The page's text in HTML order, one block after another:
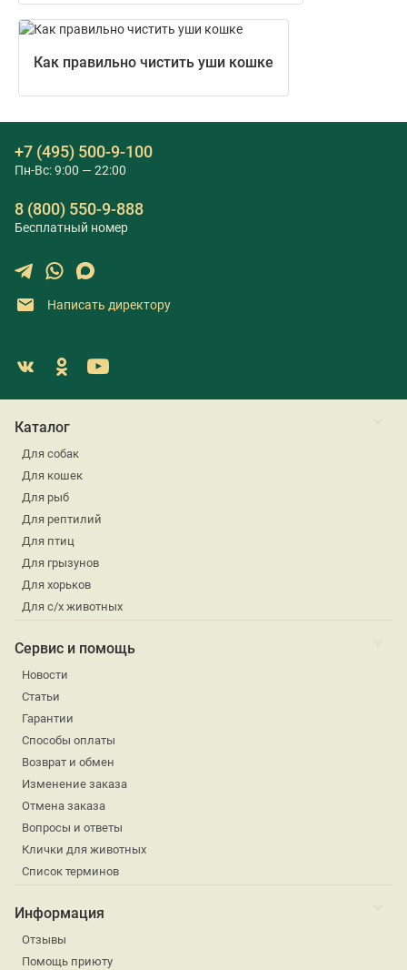
Как правильно чистить уши кошке
+7 (495) 500-9-100
Пн-Вс: 9:00 — 22:00
8 (800) 550-9-888
Бесплатный номер
Написать директору
Каталог
Для собак
Для кошек
Для рыб
Для рептилий
Для птиц
Для грызунов
Для хорьков
Для с/х животных
Сервис и помощь
Новости
Статьи
Гарантии
Способы оплаты
Возврат и обмен
Изменение заказа
Отмена заказа
Вопросы и ответы
Клички для животных
Список терминов
Информация
Отзывы
Помощь приюту